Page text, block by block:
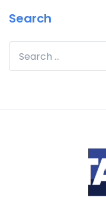
Search
Search for: